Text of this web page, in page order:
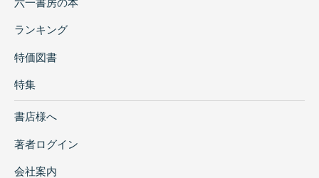
六一書房の本
ランキング
特価図書
特集
書店様へ
著者ログイン
会社案内